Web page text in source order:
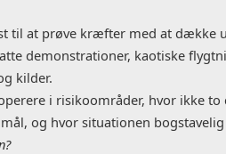
til at prøve kræfter med at
demonstrationer, kaotiske
kilder.
i risikoområder, hvor ikke
og hvor situationen